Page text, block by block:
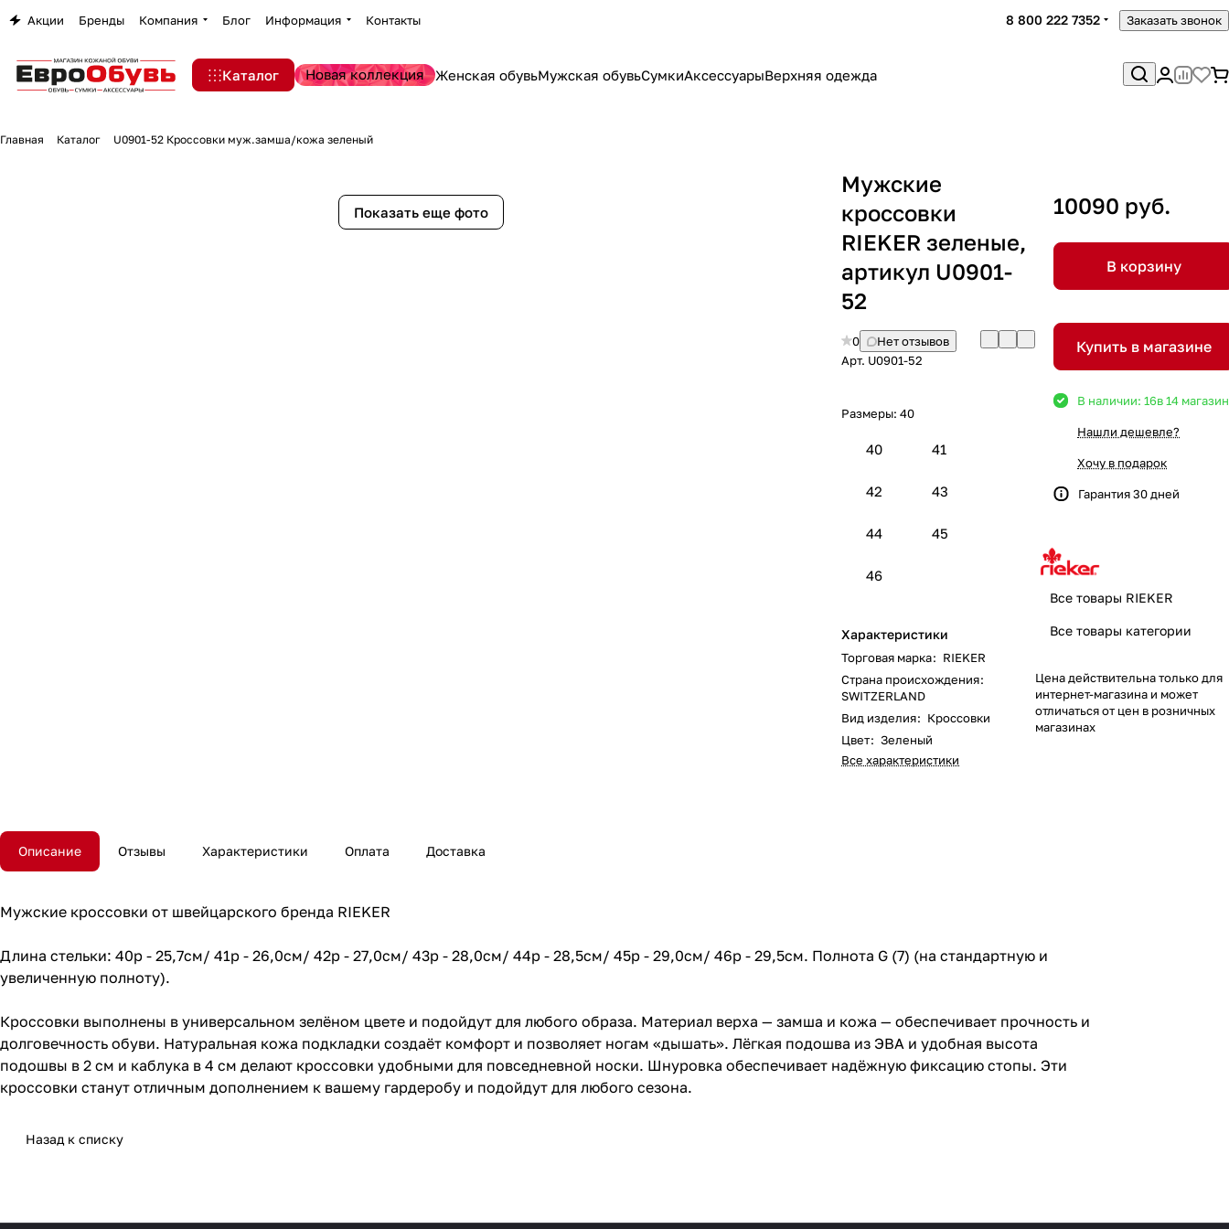
Акции Бренды Компания Блог Информация Контакты 8 800 222 7352 Заказать звонок
Каталог Новая коллекция Женская обувьМужская обувьСумкиАксессуарыВерхняя одежда
Главная Каталог U0901-52 Кроссовки муж.замша/кожа зеленый
Показать еще фото
Мужские
кроссовки
RIEKER зеленые,
артикул U0901-
52
0
Нет отзывов
Арт. U0901-52
Размеры: 40
40 41
42 43
44 45
46
Характеристики
Торговая марка: RIEKER
Страна происхождения:
SWITZERLAND
Вид изделия: Кроссовки
Цвет: Зеленый
Все характеристики
10090 руб.
В корзину
Купить в магазине
В наличии: 16в 14
Нашли дешевле?
Хочу в подарок
Гарантия 30 дней
Все товары RIEKER
Все товары категории
Цена действительна только для
интернет-магазина и может
отличаться от цен в розничных
магазинах
Описание Отзывы Характеристики Оплата Доставка
Мужские кроссовки от швейцарского бренда RIEKER
Длина стельки: 40р - 25,7см/ 41р - 26,0см/ 42р - 27,0см/ 43р - 28,0см/ 44р - 28,5см/ 45р - 29,0см/ 46р - 29,5см. Полнота G (7) (на стандартную и
увеличенную полноту).
Кроссовки выполнены в универсальном зелёном цвете и подойдут для любого образа. Материал верха — замша и кожа — обеспечивает прочность и
долговечность обуви. Натуральная кожа подкладки создаёт комфорт и позволяет ногам «дышать». Лёгкая подошва из ЭВА и удобная высота
подошвы в 2 см и каблука в 4 см делают кроссовки удобными для повседневной носки. Шнуровка обеспечивает надёжную фиксацию стопы. Эти
кроссовки станут отличным дополнением к вашему гардеробу и подойдут для любого сезона.
Назад к списку